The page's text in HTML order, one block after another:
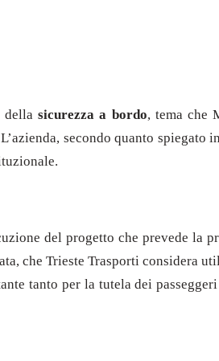
dellasicurezza a bordo, tema che
secondo quanto spiegato
del progetto che prevede la
che Trieste Trasporti considera
tanto per la tutela dei